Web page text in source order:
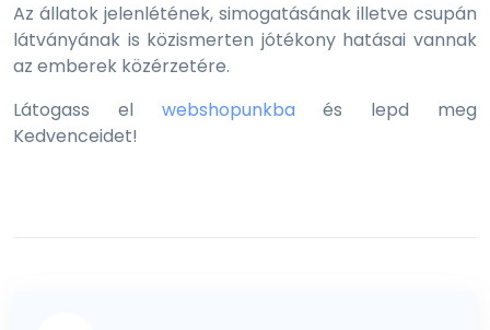
Az állatok jelenlétének, simogatásának illetve csupán
látványának is közismerten jótékony hatásai vannak
az emberek közérzetére.
Látogass el webshopunkba és lepd meg
Kedvenceidet!